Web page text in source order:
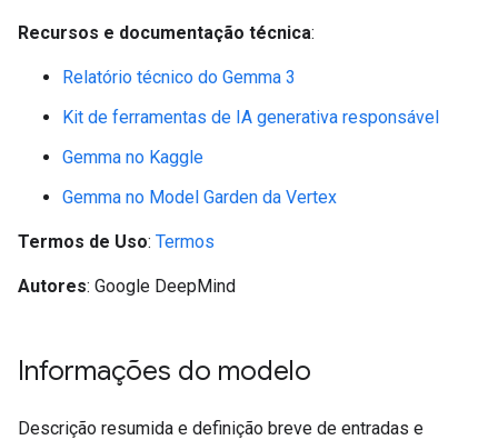
Recursos e documentação técnica:
Relatório técnico do Gemma 3
Kit de ferramentas de IA generativa responsável
Gemma no Kaggle
Gemma no Model Garden da Vertex
Termos de Uso: Termos
Autores: Google DeepMind
Informações do modelo
Descrição resumida e definição breve de entradas e